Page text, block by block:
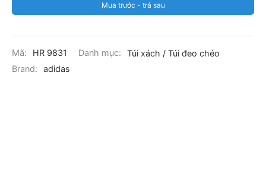
Mua trước - trả sau
Mã: HR 9831 Danh mục:
Túi xách / Túi đeo chéo
Brand:
adidas